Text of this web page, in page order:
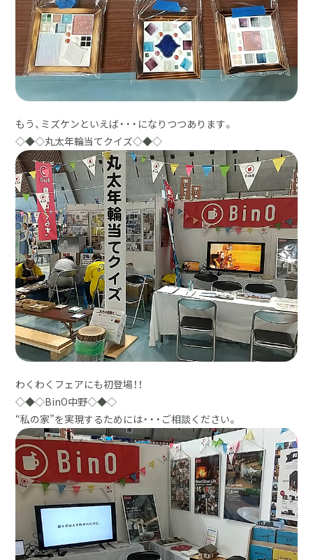
もう、ミズケンといえば・・・になりつつあります。
◇◆◇丸太年輪当てクイズ◇◆◇
わくわくフェアにも初登場！！
◇◆◇BinO中野◇◆◇
“私の家”を実現するためには・・・ご相談ください。